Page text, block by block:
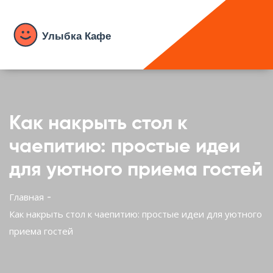
Как накрыть стол к
чаепитию: простые идеи
для уютного приема гостей
Главная
Как накрыть стол к чаепитию: простые идеи для уютного
приема гостей